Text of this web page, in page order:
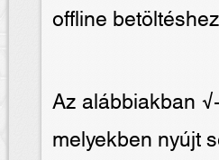
offline
Az alábbiakban
melyekben nyújt